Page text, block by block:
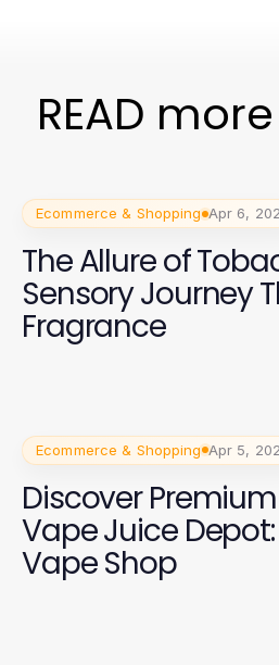
READ
Ecommerce & Shopping Apr 6,
The Allure of
Sensory Journey
Fragrance
Ecommerce & Shopping Apr 5,
Discover
Vape Juice
Vape Shop